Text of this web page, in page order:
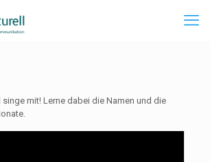
mit! Lerne dabei die Namen und die